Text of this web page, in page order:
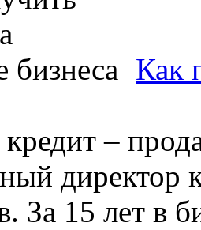
Как
–
За 15 лет в